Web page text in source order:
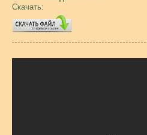
Скачать: